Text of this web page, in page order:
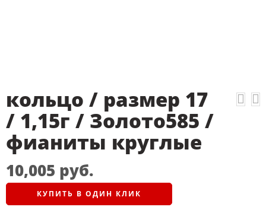
кольцо / размер 17
/ 1,15г / Золото585 /
фианиты круглые
10,005 руб.
КУПИТЬ В ОДИН КЛИК